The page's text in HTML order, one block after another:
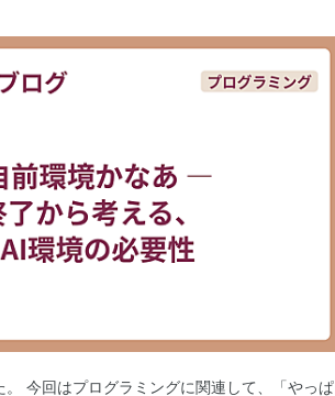
今回はプログラミングに関連して、「やっぱ